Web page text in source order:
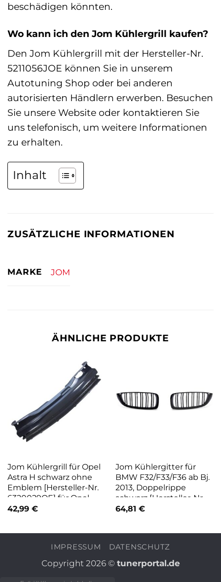
beschädigen könnten.
Wo kann ich den Jom Kühlergrill kaufen?
Den Jom Kühlergrill mit der Hersteller-Nr.
5211056JOE können Sie in unserem
Autotuning Shop oder bei anderen
autorisierten Händlern erwerben. Besuchen
Sie unsere Website oder kontaktieren Sie
uns telefonisch, um weitere Informationen
zu erhalten.
Inhalt
ZUSÄTZLICHE INFORMATIONEN
MARKE JOM
ÄHNLICHE PRODUKTE
Jom Kühlergrill für Opel
Astra H schwarz ohne
Emblem [Hersteller-Nr.
6320029OE] für Opel
42,99 €
Jom Kühlergitter für
BMW F32/F33/F36 ab Bj.
2013, Doppelrippe
schwarz [Hersteller-Nr.
5211054JOE] für BMW
64,81 €
IMPRESSUM DATENSCHUTZ
Copyright 2026 © tunerportal.de